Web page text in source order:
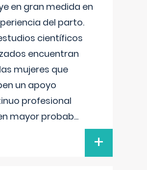
en gran medida en
del parto.
científicos
encuentran
mujeres que
un apoyo
profesional
mayor probab...
+